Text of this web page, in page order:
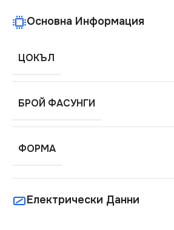
Основна Информация
ЦОКЪЛ
БРОЙ ФАСУНГИ
ФОРМА
Електрически Данни